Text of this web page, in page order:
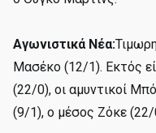
Αγωνιστικά Νέα:
Μασέκο (12/1). Εκτός
(22/0), οι αμυντικοί
(9/1), ο μέσος Ζόκε (22/